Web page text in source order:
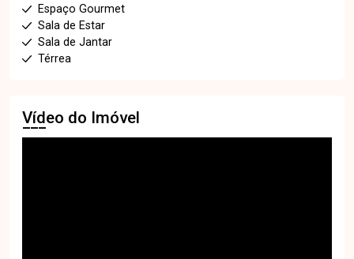
Espaço Gourmet
Sala de Estar
Sala de Jantar
Térrea
Vídeo do Imóvel